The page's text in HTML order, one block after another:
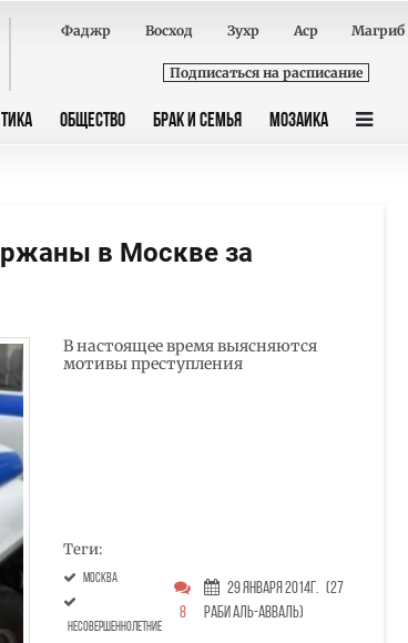
Фаджр Восход Зухр Аср Магриб
Подписаться на расписание
ОБЩЕСТВО БРАК И СЕМЬЯ МОЗАИКА
в Москве за
В настоящее время выясняются
мотивы преступления
Теги:
Москва
несовершеннолетние
8
29 Января 2014г. (27
Раби аль-авваль)